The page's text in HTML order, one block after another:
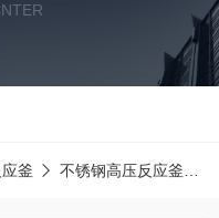
应釜 不锈钢高压反应釜